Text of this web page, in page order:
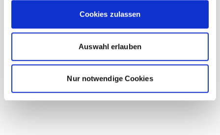
Cookies zulassen
Auswahl erlauben
Nur notwendige Cookies